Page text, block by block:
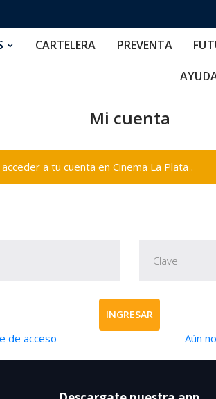
CARTELERA PREVENTA
Mi cuenta
a tu cuenta en Cinema La Plata .
INGRESAR
de acceso Aún